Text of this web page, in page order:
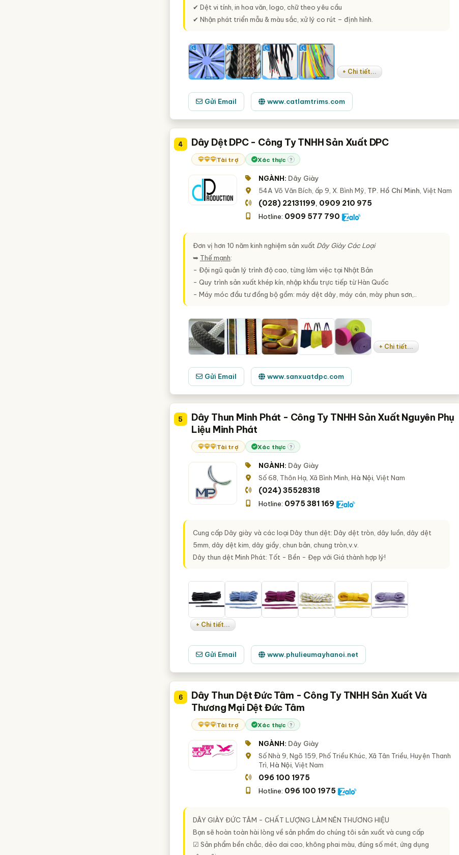
✔ Dệt vi tính, in hoa văn, logo, chữ theo yêu cầu
✔ Nhận phát triển mẫu & màu sắc, xử lý co rút – định hình.
+ Chi tiết...
Gửi Email www.catlamtrims.com
4 Dây Dệt DPC - Công Ty TNHH Sản Xuất DPC
Tài trợ Xác thực ?
NGÀNH: Dây Giày
54A Võ Văn Bích, ấp 9, X. Bình Mỹ, TP. Hồ Chí Minh , Việt Nam
(028) 22131199, 0909 210 975
Hotline: 0909 577 790
Đơn vị hơn 10 năm kinh nghiệm sản xuất Dây Giày Các Loại
➥ Thế mạnh:
- Đội ngũ quản lý trình độ cao, từng làm việc tại Nhật Bản
- Quy trình sản xuất khép kín, nhập khẩu trực tiếp từ Hàn Quốc
- Máy móc đầu tư đồng bộ gồm: máy dệt dây, máy cán, mày phun sơn,..
+ Chi tiết...
Gửi Email www.sanxuatdpc.com
5
Dây Thun Minh Phát - Công Ty TNHH Sản Xuất Nguyên Phụ
Liệu Minh Phát
Tài trợ Xác thực ?
NGÀNH: Dây Giày
Số 68, Thôn Hạ, Xã Bình Minh, Hà Nội, Việt Nam
(024) 35528318
Hotline: 0975 381 169
Cung cấp Dây giày và các loại Dây thun dệt: Dây dệt tròn, dây luồn, dây dệt
5mm, dây dệt kim, dây giầy, chun bản, chung tròn,v.v.
Dây thun dệt Minh Phát: Tốt - Bền - Đẹp với Giá thành hợp lý!
+ Chi tiết...
Gửi Email www.phulieumayhanoi.net
6
Dây Thun Dệt Đức Tâm - Công Ty TNHH Sản Xuất Và
Thương Mại Dệt Đức Tâm
Tài trợ Xác thực ?
NGÀNH: Dây Giày
Số Nhà 9, Ngõ 159, Phố Triều Khúc, Xã Tân Triều, Huyện Thanh
Trì, Hà Nội, Việt Nam
096 100 1975
Hotline: 096 100 1975
DÂY GIÀY ĐỨC TÂM - CHẤT LƯỢNG LÀM NÊN THƯƠNG HIỆU
Bạn sẽ hoàn toàn hài lòng về sản phẩm do chúng tôi sản xuất và cung cấp
☑ Sản phẩm bền chắc, dẻo dai cao, không phai màu, đúng số mét, ứng dụng